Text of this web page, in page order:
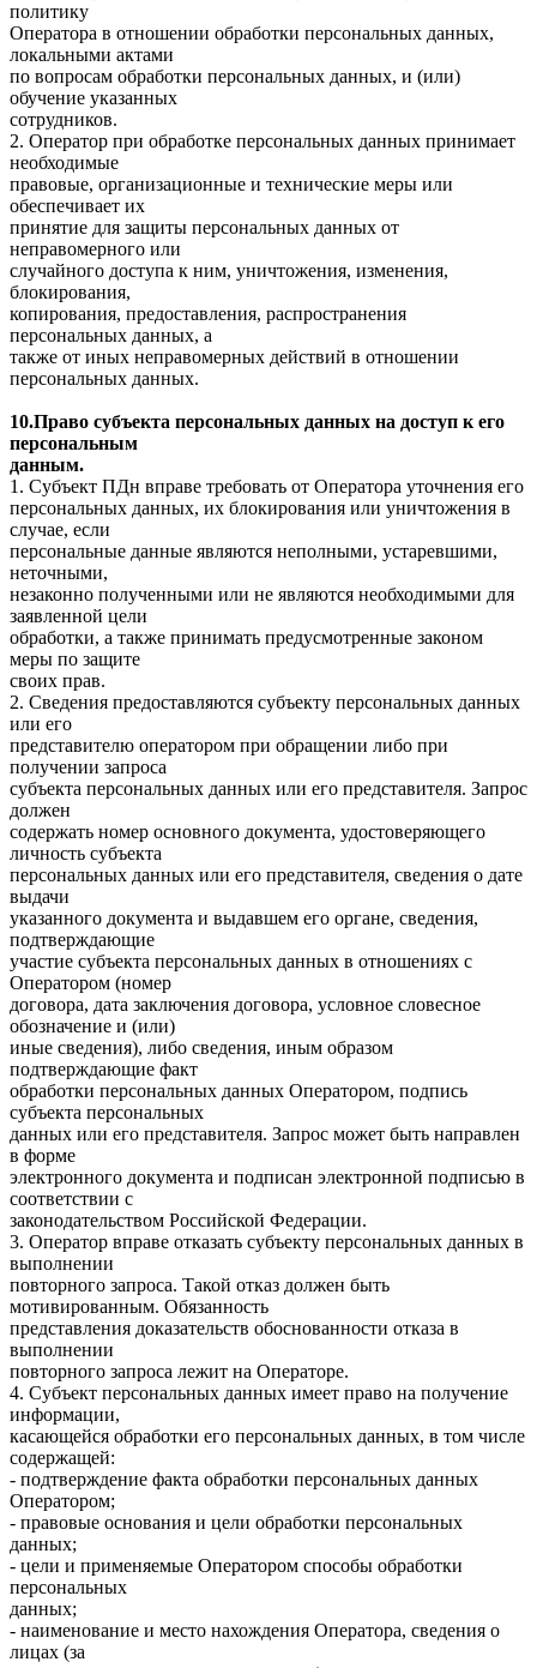
политику
Оператора в отношении обработки персональных данных,
локальными актами
по вопросам обработки персональных данных, и (или)
обучение указанных
сотрудников.
2. Оператор при обработке персональных данных принимает
необходимые
правовые, организационные и технические меры или
обеспечивает их
принятие для защиты персональных данных от
неправомерного или
случайного доступа к ним, уничтожения, изменения,
блокирования,
копирования, предоставления, распространения
персональных данных, а
также от иных неправомерных действий в отношении
персональных данных.
10.Право субъекта персональных данных на доступ к его
персональным
данным.
1. Субъект ПДн вправе требовать от Оператора уточнения его
персональных данных, их блокирования или уничтожения в
случае, если
персональные данные являются неполными, устаревшими,
неточными,
незаконно полученными или не являются необходимыми для
заявленной цели
обработки, а также принимать предусмотренные законом
меры по защите
своих прав.
2. Сведения предоставляются субъекту персональных данных
или его
представителю оператором при обращении либо при
получении запроса
субъекта персональных данных или его представителя. Запрос
должен
содержать номер основного документа, удостоверяющего
личность субъекта
персональных данных или его представителя, сведения о дате
выдачи
указанного документа и выдавшем его органе, сведения,
подтверждающие
участие субъекта персональных данных в отношениях с
Оператором (номер
договора, дата заключения договора, условное словесное
обозначение и (или)
иные сведения), либо сведения, иным образом
подтверждающие факт
обработки персональных данных Оператором, подпись
субъекта персональных
данных или его представителя. Запрос может быть направлен
в форме
электронного документа и подписан электронной подписью в
соответствии с
законодательством Российской Федерации.
3. Оператор вправе отказать субъекту персональных данных в
выполнении
повторного запроса. Такой отказ должен быть
мотивированным. Обязанность
представления доказательств обоснованности отказа в
выполнении
повторного запроса лежит на Операторе.
4. Субъект персональных данных имеет право на получение
информации,
касающейся обработки его персональных данных, в том числе
содержащей:
- подтверждение факта обработки персональных данных
Оператором;
- правовые основания и цели обработки персональных
данных;
- цели и применяемые Оператором способы обработки
персональных
данных;
- наименование и место нахождения Оператора, сведения о
лицах (за